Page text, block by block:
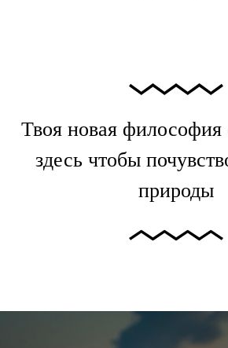
Твоя новая
здесь чтобы
природы